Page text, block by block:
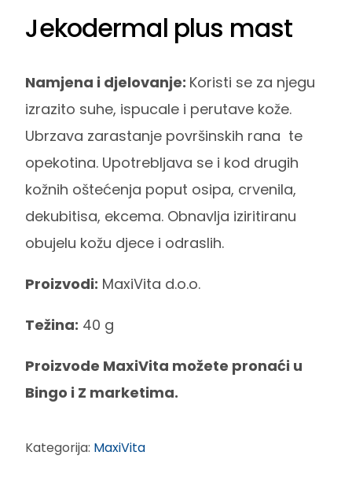
Jekodermal plus mast
Namjena i djelovanje: Koristi se za njegu
izrazito suhe, ispucale i perutave kože.
Ubrzava zarastanje površinskih rana te
opekotina. Upotrebljava se i kod drugih
kožnih oštećenja poput osipa, crvenila,
dekubitisa, ekcema. Obnavlja iziritiranu
obujelu kožu djece i odraslih.
Proizvodi: MaxiVita d.o.o.
Težina: 40 g
Proizvode MaxiVita možete pronaći u
Bingo i Z marketima.
Kategorija: MaxiVita